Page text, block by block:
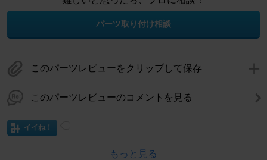
パーツ取り付け相談
このパーツレビューをクリップして保存
このパーツレビューのコメントを見る
イイね！
もっと見る